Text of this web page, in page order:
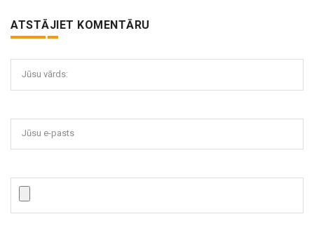
ATSTĀJIET KOMENTĀRU
Jūsu vārds:
Jūsu e-pasts